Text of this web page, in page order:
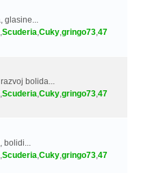
glasine...
,Scuderia,Cuky,gringo73,47
bolida...
,Scuderia,Cuky,gringo73,47
bolidi...
,Scuderia,Cuky,gringo73,47